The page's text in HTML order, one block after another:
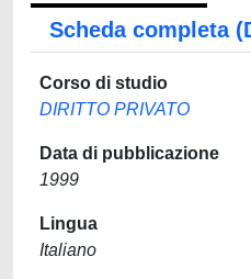
Scheda completa
Corso di studio
DIRITTO PRIVATO
Data di pubblicazione
1999
Lingua
Italiano